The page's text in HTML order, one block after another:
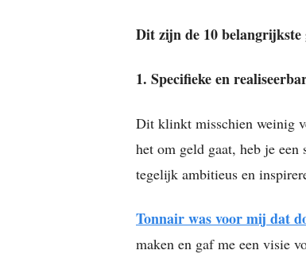
Dit zijn de 10 belangrijkste
1. Specifieke en
Dit klinkt misschien weinig
het om geld gaat, heb je
tegelijk ambitieus en
Tonnair was voor mij dat
maken en gaf me een visie